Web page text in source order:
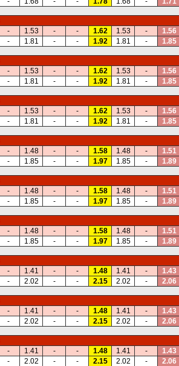
- 1.53 - - 1.62 1.53 -
1.56
- 1.81 - - 1.92 1.81 - 1.85
- 1.53 - - 1.62 1.53 -
1.56
- 1.81 - - 1.92 1.81 - 1.85
- 1.53 - - 1.62 1.53 -
1.56
- 1.81 - - 1.92 1.81 - 1.85
- 1.48 - - 1.58 1.48 -
1.51
- 1.85 - - 1.97 1.85 - 1.89
- 1.48 - - 1.58 1.48 -
1.51
- 1.85 - - 1.97 1.85 - 1.89
- 1.48 - - 1.58 1.48 -
1.51
- 1.85 - - 1.97 1.85 - 1.89
- 1.41 - - 1.48 1.41 -
1.43
- 2.02 - - 2.15 2.02 - 2.06
- 1.41 - - 1.48 1.41 -
1.43
- 2.02 - - 2.15 2.02 - 2.06
- 1.41 - - 1.48 1.41 -
1.43
- 2.02 - - 2.15 2.02 - 2.06